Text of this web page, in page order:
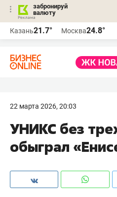
забронируй
валюту
Казань21.7° Москва24.8°
22 марта 2026, 20:03
УНИКС без
обыграл